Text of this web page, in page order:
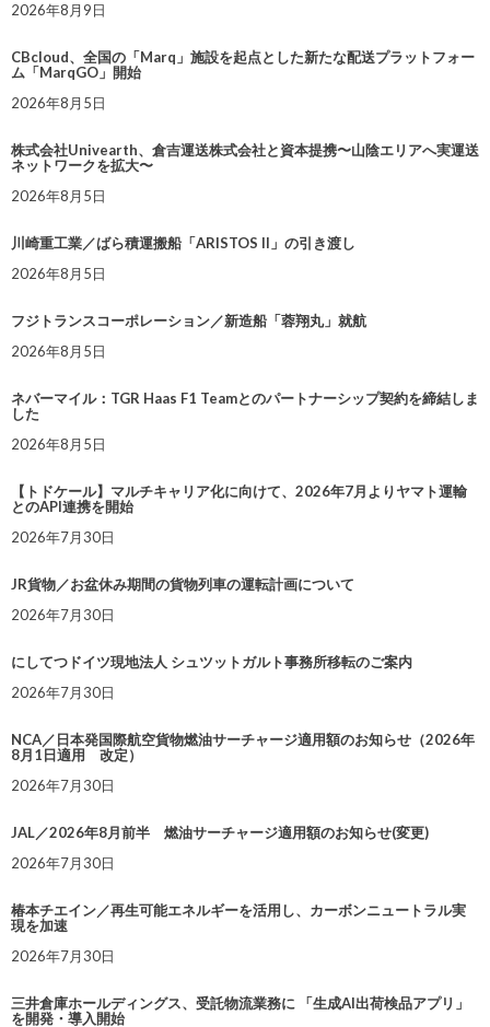
2026年8月9日
CBcloud、全国の「Marq」施設を起点とした新たな配送プラットフォー
ム「MarqGO」開始
2026年8月5日
株式会社Univearth、倉吉運送株式会社と資本提携〜山陰エリアへ実運送
ネットワークを拡大〜
2026年8月5日
川崎重工業／ばら積運搬船「ARISTOS II」の引き渡し
2026年8月5日
フジトランスコーポレーション／新造船「蓉翔丸」就航
2026年8月5日
ネバーマイル：TGR Haas F1 Teamとのパートナーシップ契約を締結しま
した
2026年8月5日
【トドケール】マルチキャリア化に向けて、2026年7月よりヤマト運輸
とのAPI連携を開始
2026年7月30日
JR貨物／お盆休み期間の貨物列車の運転計画について
2026年7月30日
にしてつドイツ現地法人 シュツットガルト事務所移転のご案内
2026年7月30日
NCA／日本発国際航空貨物燃油サーチャージ適用額のお知らせ（2026年
8月1日適用 改定）
2026年7月30日
JAL／2026年8月前半 燃油サーチャージ適用額のお知らせ(変更)
2026年7月30日
椿本チエイン／再生可能エネルギーを活用し、カーボンニュートラル実
現を加速
2026年7月30日
三井倉庫ホールディングス、受託物流業務に 「生成AI出荷検品アプリ」
を開発・導入開始